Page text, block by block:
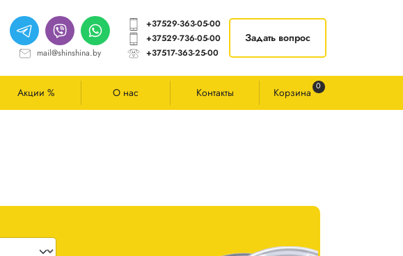
mail@shinshina.by
+37529-363-05-00
+37529-736-05-00
+37517-363-25-00
Задать вопрос
Акции % О нас Контакты Корзина 0